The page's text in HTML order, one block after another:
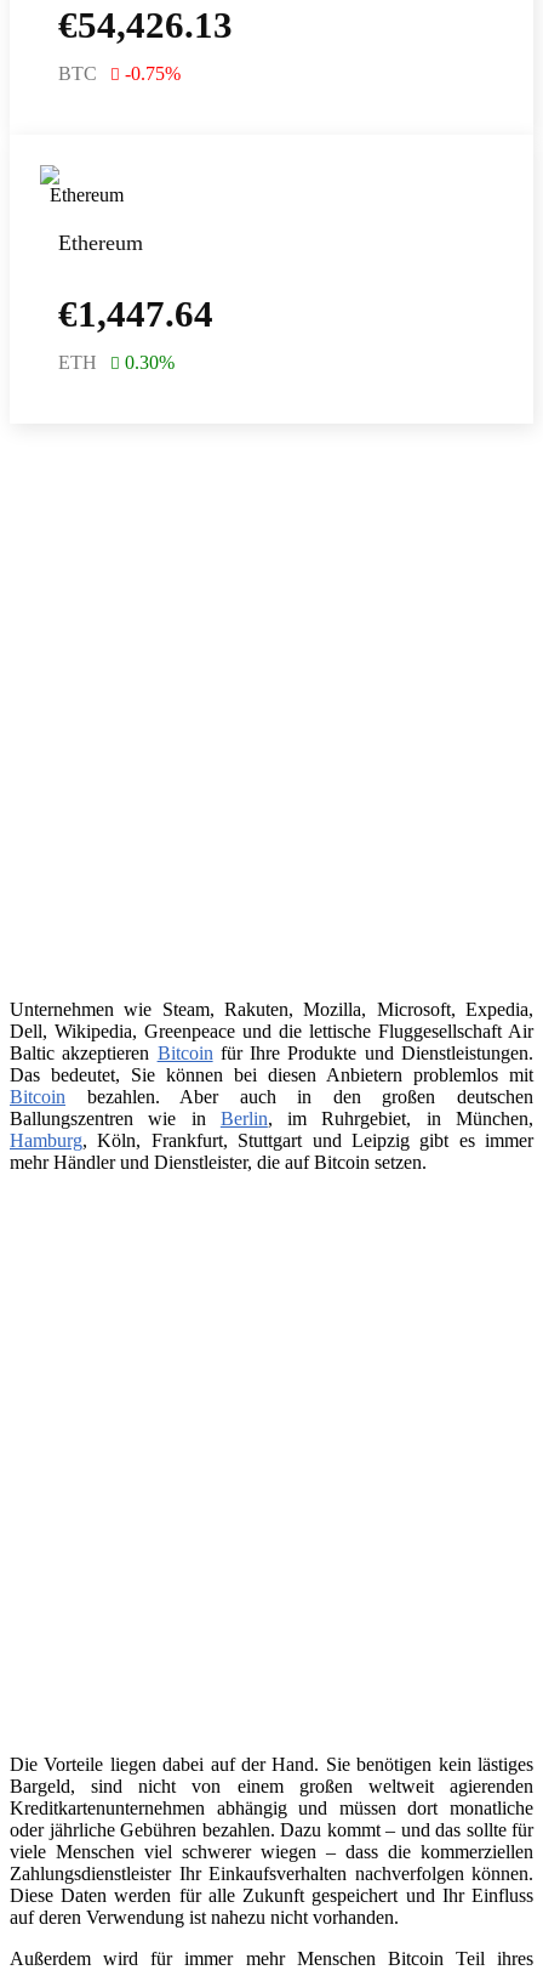
€54,426.13
BTC -0.75%
Ethereum
€1,447.64
ETH 0.30%
Unternehmen wie Steam, Rakuten, Mozilla, Microsoft, Expedia,
Dell, Wikipedia, Greenpeace und die lettische Fluggesellschaft Air
Baltic akzeptieren Bitcoin für Ihre Produkte und Dienstleistungen.
Das bedeutet, Sie können bei diesen Anbietern problemlos mit
Bitcoin bezahlen. Aber auch in den großen deutschen
Ballungszentren wie in Berlin, im Ruhrgebiet, in München,
Hamburg, Köln, Frankfurt, Stuttgart und Leipzig gibt es immer
mehr Händler und Dienstleister, die auf Bitcoin setzen.
Die Vorteile liegen dabei auf der Hand. Sie benötigen kein lästiges
Bargeld, sind nicht von einem großen weltweit agierenden
Kreditkartenunternehmen abhängig und müssen dort monatliche
oder jährliche Gebühren bezahlen. Dazu kommt – und das sollte für
viele Menschen viel schwerer wiegen – dass die kommerziellen
Zahlungsdienstleister Ihr Einkaufsverhalten nachverfolgen können.
Diese Daten werden für alle Zukunft gespeichert und Ihr Einfluss
auf deren Verwendung ist nahezu nicht vorhanden.
Außerdem wird für immer mehr Menschen Bitcoin Teil ihres